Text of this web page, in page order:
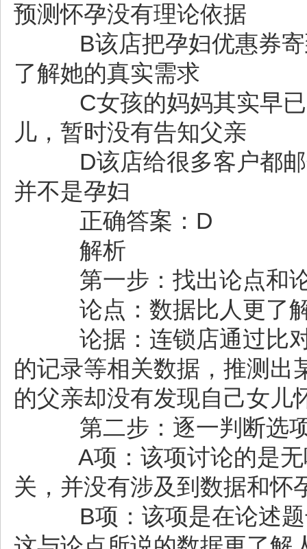
预测怀孕没有理论依据
B该店把孕妇优惠券寄
了解她的真实需求
C女孩的妈妈其实早已
儿，暂时没有告知父亲
D该店给很多客户都邮
并不是孕妇
正确答案：D
解析
第一步：找出论点和
论点：数据比人更了
论据：连锁店通过比对
的记录等相关数据，推测出
的父亲却没有发现自己女儿
第二步：逐一判断选
A项：该项讨论的是无
关，并没有涉及到数据和怀
B项：该项是在论述题